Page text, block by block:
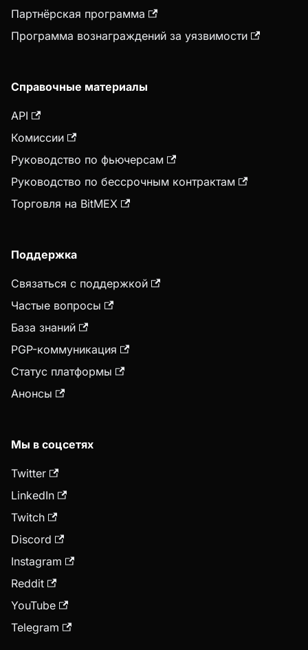
Партнёрская программа
Программа вознаграждений за уязвимости
Справочные материалы
API
Комиссии
Руководство по фьючерсам
Руководство по бессрочным контрактам
Торговля на BitMEX
Поддержка
Связаться с поддержкой
Частые вопросы
База знаний
PGP-коммуникация
Статус платформы
Анонсы
Мы в соцсетях
Twitter
LinkedIn
Twitch
Discord
Instagram
Reddit
YouTube
Telegram